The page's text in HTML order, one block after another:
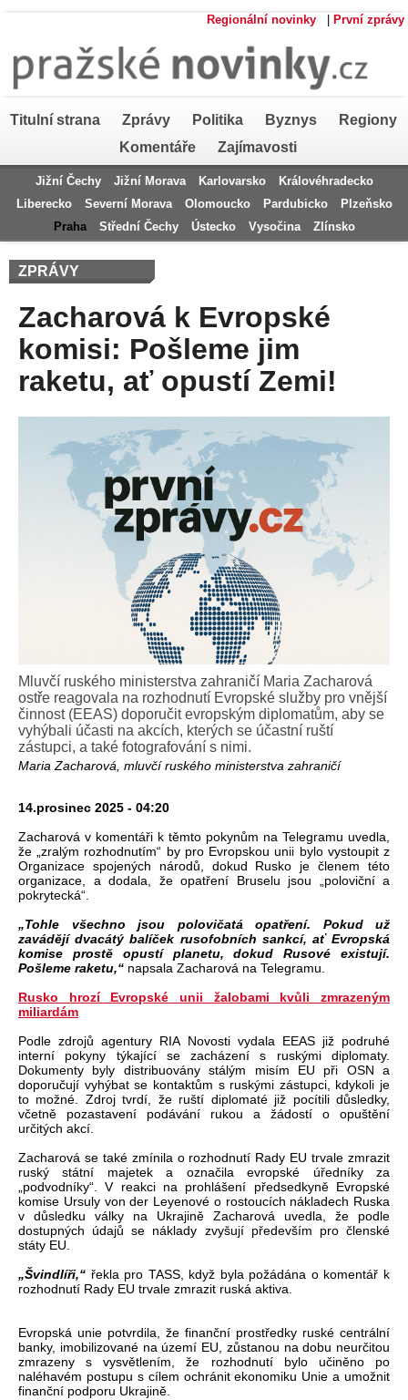
Regionální novinky První zprávy
Titulní strana Zprávy Politika Byznys
Regiony
Komentáře
Zajímavosti
Jižní Čechy Jižní Morava Karlovarsko
Královéhradecko
Liberecko
Severní Morava Olomoucko Pardubicko
Plzeňsko
Praha
Střední Čechy Ústecko Vysočina Zlínsko
ZPRÁVY
Zacharová k Evropské
komisi: Pošleme jim
raketu, ať opustí Zemi!
Mluvčí ruského ministerstva zahraničí Maria Zacharová
ostře reagovala na rozhodnutí Evropské služby pro vnější
činnost (EEAS) doporučit evropským diplomatům, aby se
vyhýbali účasti na akcích, kterých se účastní ruští
zástupci, a také fotografování s nimi.
Maria Zacharová, mluvčí ruského ministerstva zahraničí
14.prosinec 2025 - 04:20
Zacharová v komentáři k těmto pokynům na Telegramu uvedla,
že „zralým rozhodnutím“ by pro Evropskou unii bylo vystoupit z
Organizace spojených národů, dokud Rusko je členem této
organizace, a dodala, že opatření Bruselu jsou „poloviční a
pokrytecká“.
„Tohle všechno jsou polovičatá opatření. Pokud už
zavádějí dvacátý balíček rusofobních sankcí, ať Evropská
komise prostě opustí planetu, dokud Rusové existují.
Pošleme raketu,“ napsala Zacharová na Telegramu.
Rusko hrozí Evropské unii žalobami kvůli zmrazeným
miliardám
Podle zdrojů agentury RIA Novosti vydala EEAS již podruhé
interní pokyny týkající se zacházení s ruskými diplomaty.
Dokumenty byly distribuovány stálým misím EU při OSN a
doporučují vyhýbat se kontaktům s ruskými zástupci, kdykoli je
to možné. Zdroj tvrdí, že ruští diplomaté již pocítili důsledky,
včetně pozastavení podávání rukou a žádostí o opuštění
určitých akcí.
Zacharová se také zmínila o rozhodnutí Rady EU trvale zmrazit
ruský státní majetek a označila evropské úředníky za
„podvodníky“. V reakci na prohlášení předsedkyně Evropské
komise Ursuly von der Leyenové o rostoucích nákladech Ruska
v důsledku války na Ukrajině Zacharová uvedla, že podle
dostupných údajů se náklady zvyšují především pro členské
státy EU.
„Švindlíři,“ řekla pro TASS, když byla požádána o komentář k
rozhodnutí Rady EU trvale zmrazit ruská aktiva.
Evropská unie potvrdila, že finanční prostředky ruské centrální
banky, imobilizované na území EU, zůstanou na dobu neurčitou
zmrazeny s vysvětlením, že rozhodnutí bylo učiněno po
naléhavém postupu s cílem ochránit ekonomiku Unie a umožnit
finanční podporu Ukrajině.